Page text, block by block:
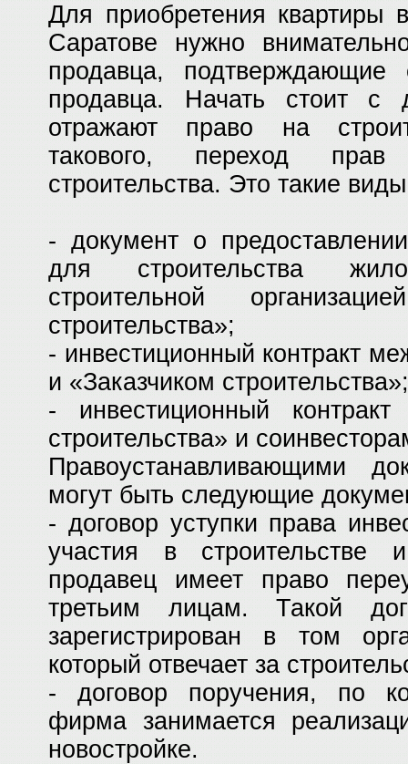
Для приобретения квартиры
Саратове нужно
продавца, подтверждающие
продавца. Начать стоит с
отражают право на
такового, переход
строительства. Это такие
- документ о
для строительства
строительной
строительства»;
- инвестиционный контракт
и «Заказчиком строительства»;
- инвестиционный
строительства» и
Правоустанавливающими
могут быть следующие
- договор уступки права
участия в
продавец имеет право
третьим лицам. Такой
зарегистрирован в том
который отвечает за
- договор поручения, по
фирма занимается
новостройке.